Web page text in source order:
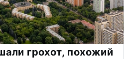
грохот, похожий